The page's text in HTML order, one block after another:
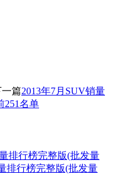
篇2013年7月SUV销量
251名单
排行榜完整版(批发量
排行榜完整版(批发量